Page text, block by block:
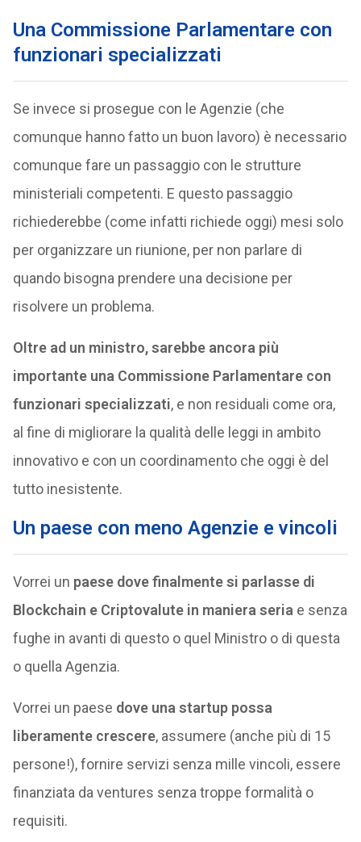
Una Commissione Parlamentare con
funzionari specializzati
Se invece si prosegue con le Agenzie (che
comunque hanno fatto un buon lavoro) è necessario
comunque fare un passaggio con le strutture
ministeriali competenti. E questo passaggio
richiederebbe (come infatti richiede oggi) mesi solo
per organizzare un riunione, per non parlare di
quando bisogna prendere una decisione per
risolvere un problema.
Oltre ad un ministro, sarebbe ancora più
importante una Commissione Parlamentare con
funzionari specializzati, e non residuali come ora,
al fine di migliorare la qualità delle leggi in ambito
innovativo e con un coordinamento che oggi è del
tutto inesistente.
Un paese con meno Agenzie e vincoli
Vorrei un paese dove finalmente si parlasse di
Blockchain e Criptovalute in maniera seria e senza
fughe in avanti di questo o quel Ministro o di questa
o quella Agenzia.
Vorrei un paese dove una startup possa
liberamente crescere, assumere (anche più di 15
persone!), fornire servizi senza mille vincoli, essere
finanziata da ventures senza troppe formalità o
requisiti.